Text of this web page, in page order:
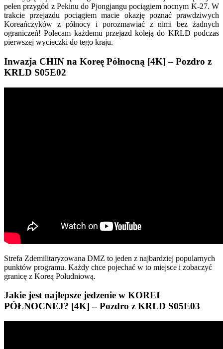
pełen przygód z Pekinu do Pjongjangu pociągiem nocnym K-27. W
trakcie przejazdu pociągiem macie okazję poznać prawdziwych
Koreańczyków z północy i porozmawiać z nimi bez żadnych
ograniczeń! Polecam każdemu przejazd koleją do KRLD podczas
pierwszej wycieczki do tego kraju.
Inwazja CHIN na Koreę Północną [4K] – Pozdro z
KRLD S05E02
Strefa Zdemilitaryzowana DMZ to jeden z najbardziej popularnych
punktów programu. Każdy chce pojechać w to miejsce i zobaczyć
granicę z Koreą Południową.
Jakie jest najlepsze jedzenie w KOREI
PÓŁNOCNEJ? [4K] – Pozdro z KRLD S05E03